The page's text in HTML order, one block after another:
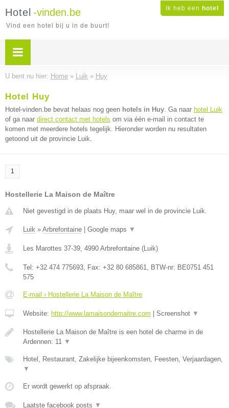
Ik heb een hotel
Hotel -vinden.be
Vind een hotel bij u in de buurt!
U bent nu hier: Home » Luik » Huy
Hotel Huy
Hotel-vinden.be bevat helaas nog geen hotels in Huy. Ga naar hotel Luik
of ga naar direct contact met hotels om via één e-mail in contact te
komen met meerdere hotels tegelijk. Hieronder worden nu resultaten
getoond uit de provincie Luik.
1
Hostellerie La Maison de Maître
Niet gevestigd in de plaats Huy, maar wel in de provincie Luik.
Luik » Arbrefontaine Google maps ▼
Les Marottes 37-39, 4990 Arbrefontaine (Luik)
Tel: +32 474 775693, Fax: +32 80 685861, BTW-nr: BE0751 451
575
E-mail › Hostellerie La Maison de Maître
Website: http://www.lamaisondemaitre.com Screenshot ▼
Hostellerie La Maison de Maître is een hotel de charme in de
Ardennen: 11 ▼
Hotel, Restaurant, Zakelijke bijeenkomsten, Feesten, Verjaardagen,
▼
Er wordt gewerkt op afspraak.
Laatste facebook posts ▼